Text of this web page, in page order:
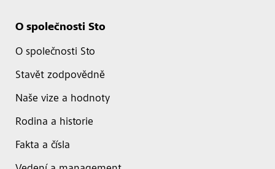
O společnosti Sto
O společnosti Sto
Stavět zodpovědně
Naše vize a hodnoty
Rodina a historie
Fakta a čísla